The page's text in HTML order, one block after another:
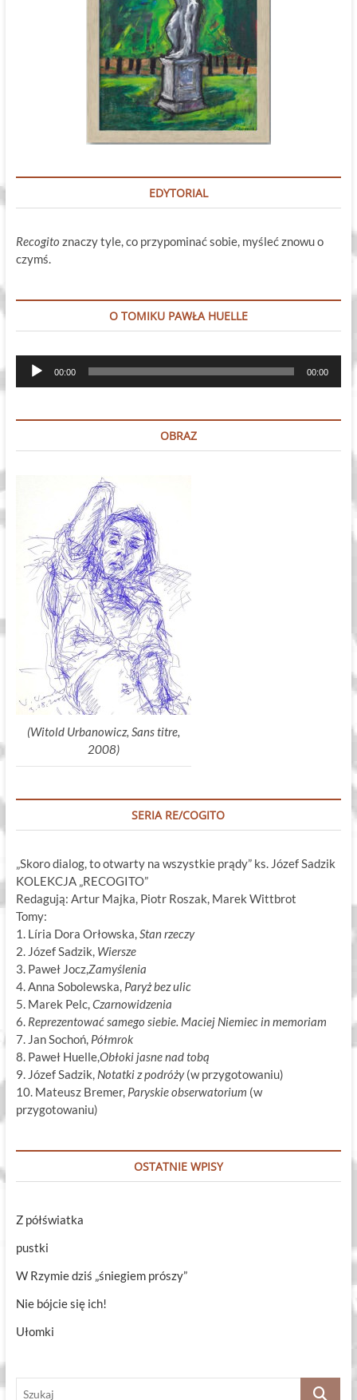
EDYTORIAL
Recogito znaczy tyle, co przypominać sobie, myśleć znowu o
czymś.
O TOMIKU PAWŁA HUELLE
Odtwarzacz
plików
00:00 00:00
OBRAZ
(Witold Urbanowicz, Sans titre,
2008)
SERIA RE/COGITO
„Skoro dialog, to otwarty na wszystkie prądy” ks. Józef Sadzik
KOLEKCJA „RECOGITO”
Redagują: Artur Majka, Piotr Roszak, Marek Wittbrot
Tomy:
1. Líria Dora Orłowska,Stan rzeczy
2. Józef Sadzik, Wiersze
3. Paweł Jocz,Zamyślenia
4. Anna Sobolewska, Paryż bez ulic
5. Marek Pelc,Czarnowidzenia
6. Reprezentować samego siebie. Maciej Niemiec in memoriam
7. Jan Sochoń, Półmrok
8. Paweł Huelle,Obłoki jasne nad tobą
9. Józef Sadzik, Notatki z podróży(w przygotowaniu)
10. Mateusz Bremer, Paryskie obserwatorium (w
przygotowaniu)
OSTATNIE WPISY
Z półświatka
pustki
W Rzymie dziś „śniegiem prószy”
Nie bójcie się ich!
Ułomki
Szukaj